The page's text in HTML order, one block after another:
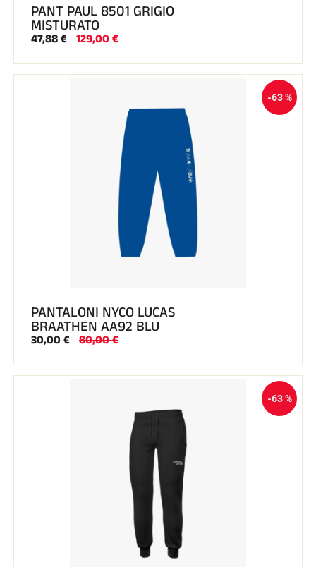
PANT PAUL 8501 GRIGIO
MISTURATO
47,88 € 129,00 €
-63 %
PANTALONI NYCO LUCAS
BRAATHEN AA92 BLU
30,00 € 80,00 €
-63 %